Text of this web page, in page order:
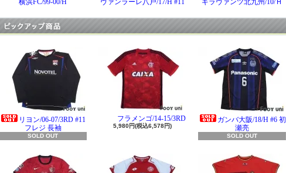
横浜FC/99-00/H ヴァンラーレ八戸/17/H #11 ギラヴァンツ北九州/10/Ｈ
リヨン/06-07/3RD #11
フレジ 長袖
SOLD OUT
フラメンゴ/14-15/3RD
5,980円(税込6,578円)
ガンバ大阪/18/H #6 初
瀬亮
SOLD OUT